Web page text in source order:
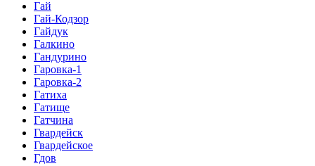
Гай
Гай-Кодзор
Гайдук
Галкино
Гандурино
Гаровка-1
Гаровка-2
Гатиха
Гатище
Гатчина
Гвардейск
Гвардейское
Гдов